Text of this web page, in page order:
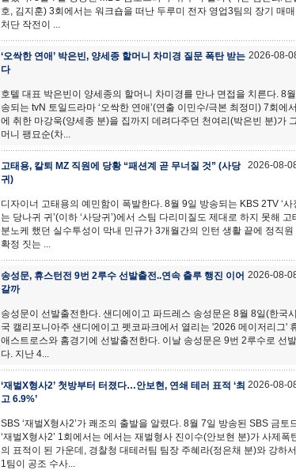
호, 김지훈) 3회에서는 워크숍을 떠난 두루미 전자 영업3팀의 장기 매매
처단 작전이 ...
‘오싹한 연애’ 박은빈, 양세종 할머니 차미경 질문 폭탄 받는
다
2026-08-
호텔 대표 박은빈이 양세종의 할머니 차미경를 만나 면접을 치른다. 8
송되는 tvN 토일드라마 ‘오싹한 연애’(연출 이민수/극본 최정미) 7회에
에 취한 마강욱(양세종 분)을 집까지 데려다주던 천여리(박은빈 분)가
머니 팽묘순(차...
고태용, 칼퇴 MZ 직원에 당황 “패션계 곧 무너질 것” (사당
귀)
2026-08-
디자이너 고태용의 예민함이 폭발한다. 8월 9일 방송되는 KBS 2TV ‘사
는 당나귀 귀’(이하 ‘사당귀’)에서 스팀 다리미질도 제대로 하지 못해 고
분노케 했던 실수투성이 막내 민규가 3개월간의 인턴 생활 끝에 정직원
확정 짓는 ...
송성문, 휴스턴전 9번 2루수 선발출전..연속 출루 행진 이어
갈까
2026-08-
송성문이 선발출전한다. 샌디에이고 파드레스 송성문은 8월 8일(한국시
국 캘리포니아주 샌디에이고 펫코파크에서 열리는 '2026 메이저리그'
애스트로스와 홈경기에 선발출전한다. 이날 송성문은 9번 2루수로 선
다. 지난 4...
‘재벌X형사2’ 첫방부터 터졌다…안보현, 연쇄 테러 표적 ‘최
고 6.9%’
2026-08-
SBS ‘재벌X형사2’가 쾌조의 출발을 알렸다. 8월 7일 방송된 SBS 금토
‘재벌X형사2’ 1회에서는 에서는 재벌형사 진이수(안보현 분)가 사제폭
의 표적이 된 가운데, 경찰청 대테러팀 팀장 주혜라(정은채 분)와 강하
1팀이 공조 수사...